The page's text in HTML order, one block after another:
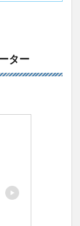
ター